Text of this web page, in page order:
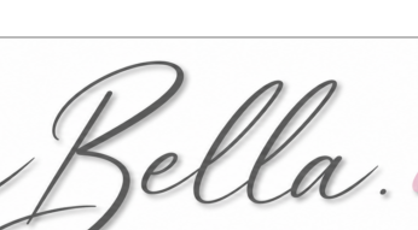
in Bielefeld